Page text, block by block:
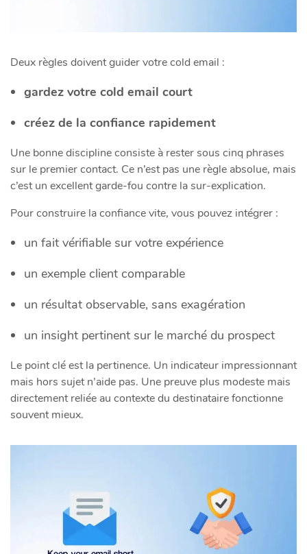
Deux règles doivent guider votre cold email :
gardez votre cold email court
créez de la confiance rapidement
Une bonne discipline consiste à rester sous cinq phrases
sur le premier contact. Ce n’est pas une règle absolue, mais
c’est un excellent garde-fou contre la sur-explication.
Pour construire la confiance vite, vous pouvez intégrer :
un fait vérifiable sur votre expérience
un exemple client comparable
un résultat observable, sans exagération
un insight pertinent sur le marché du prospect
Le point clé est la pertinence. Un indicateur impressionnant
mais hors sujet n’aide pas. Une preuve plus modeste mais
directement reliée au contexte du destinataire fonctionne
souvent mieux.